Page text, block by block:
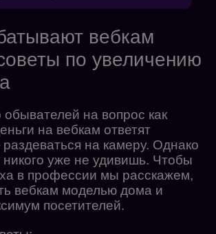
вебкам
по увеличению
на вопрос как
на вебкам ответят
на камеру. Однако
никого уже не удивишь. Чтобы
в профессии мы расскажем,
вебкам моделью дома и
посетителей.